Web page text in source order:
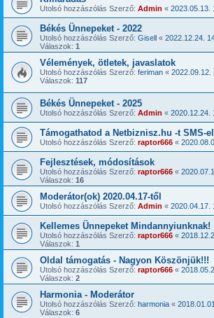
Utolsó hozzászólás Szerző: Admin « 2023.05.13.
Békés Ünnepeket - 2022
Utolsó hozzászólás Szerző: Gisell « 2022.12.24.
Válaszok: 1
Vélemények, ötletek, javaslatok
Utolsó hozzászólás Szerző: feriman « 2022.09.12.
Válaszok: 117
Békés Ünnepeket - 2025
Utolsó hozzászólás Szerző: Admin « 2020.12.24.
Támogathatod a Netbiznisz.hu -t SMS-
Utolsó hozzászólás Szerző: raptor666 «
Fejlesztések, módosítások
Utolsó hozzászólás Szerző: raptor666 «
Válaszok: 16
Moderátor(ok) 2020.04.17-től
Utolsó hozzászólás Szerző: Admin « 2020.04.17.
Kellemes Ünnepeket Mindannyiunknak!
Utolsó hozzászólás Szerző: raptor666 «
Válaszok: 1
Oldal támogatás - Nagyon Köszönjük!!!
Utolsó hozzászólás Szerző: raptor666 «
Válaszok: 2
Harmonia - Moderátor
Utolsó hozzászólás Szerző: harmonia «
Válaszok: 6